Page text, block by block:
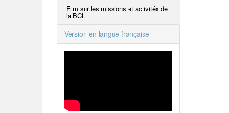
Film sur les missions et activités de
la BCL
Version en langue française